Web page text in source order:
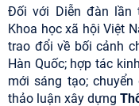
Đối với Diễn đàn lần
Khoa học xã hội Việt
trao đổi về bối cảnh
Hàn Quốc; hợp tác
mới sáng tạo;
thảo luận xây dựng